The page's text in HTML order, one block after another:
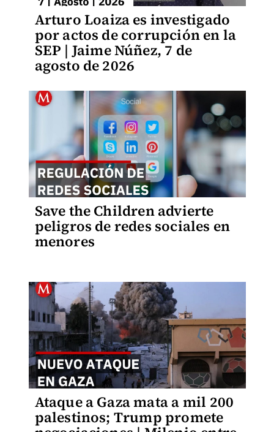
Arturo Loaiza es investigado
por actos de corrupción en la
SEP | Jaime Núñez, 7 de
agosto de 2026
Save the Children advierte
peligros de redes sociales en
menores
Ataque a Gaza mata a mil 200
palestinos; Trump promete